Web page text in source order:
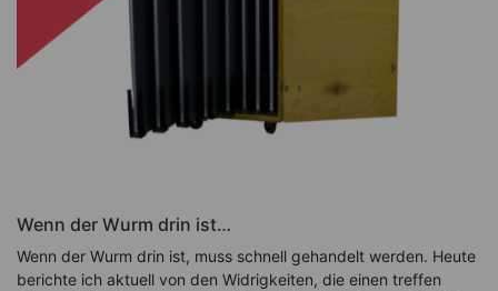
Wenn der Wurm drin ist…
Wenn der Wurm drin ist, muss schnell gehandelt werden. Heute
berichte ich aktuell von den Widrigkeiten, die einen treffen